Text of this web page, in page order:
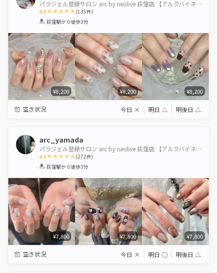
パラジェル登録サロン arc by neolive 荻窪店 【アルクバイネオリーブ】
4.9
1 2 3 4 5
(135件)
荻窪駅から徒歩3分
¥8,200 ¥8,200 ¥8,200
空き状況 今日 × 明日 △ 明後日 △
arc_yamada
パラジェル登録サロン arc by neolive 荻窪店 【アルクバイネオリーブ】
4.9
1 2 3 4 5
(272件)
荻窪駅から徒歩3分
¥7,800 ¥7,800 ¥7,800
空き状況 今日 × 明日 ◯ 明後日 △